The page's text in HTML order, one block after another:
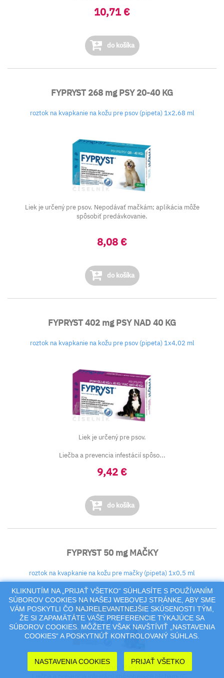
10,71 €
do košíka
FYPRYST 268 mg PSY 20-40 KG
roztok na kvapkanie na kožu pre psov (pipeta) 1x2,68 ml
Liek je určený pre psov. Nepodávať mačkám; aplikácia môže
spôsobiť predávkovanie.
8,08 €
do košíka
FYPRYST 402 mg PSY NAD 40 KG
roztok na kvapkanie na kožu pre psov (pipeta) 1x4,02 ml
Liek je určený pre psov.
Liečba a prevencia infestácií spôso...
9,42 €
do košíka
FYPRYST 50 mg MAČKY
roztok na kvapkanie na kožu pre mačky (pipeta) 1x0,5 ml
KLIKNUTÍM NA „PRIJAŤ VŠETKO“ SÚHLASÍTE S POUŽÍVANÍM
SÚBOROV COOKIES NA NAŠEJ WEBOVEJ STRÁNKE, ABY SME
VÁM POSKYTLI ČO NAJRELEVANTNEJŠIE SKÚSENOSTI TÝM,
ŽE SI ZAPAMÄTÁTE VAŠE PREFERENCIE TÝKAJÚCE SA
SÚBOROV COOKIES. MÔŽETE VŠAK NAVŠTÍVIŤ „NASTAVENIA
COOKIES“ A POSKYTNÚŤ KONTROLOVANÝ SÚHLAS.
NASTAVENIA COOKIES PRIJAŤ VŠETKO